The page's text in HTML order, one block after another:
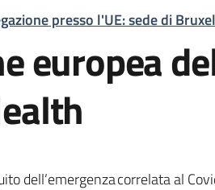
presso l'UE: sede di
europea
dell’emergenza correlata al